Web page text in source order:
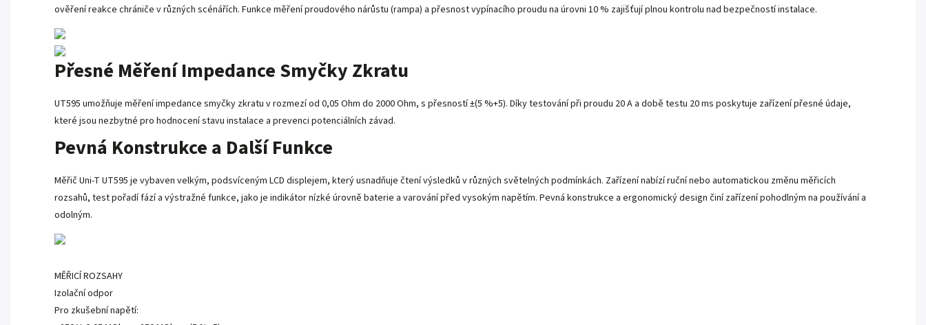
ověření reakce chrániče v různých scénářích. Funkce měření proudového nárůstu (rampa) a přesnost vypínacího proudu na úrovni 10 % zajišťují plnou kontrolu nad bezpečností instalace.
Přesné Měření Impedance Smyčky Zkratu
UT595 umožňuje měření impedance smyčky zkratu v rozmezí od 0,05 Ohm do 2000 Ohm, s přesností ±(5 %+5). Díky testování při proudu 20 A a době testu 20 ms poskytuje zařízení přesné údaje,
které jsou nezbytné pro hodnocení stavu instalace a prevenci potenciálních závad.
Pevná Konstrukce a Další Funkce
Měřič Uni-T UT595 je vybaven velkým, podsvíceným LCD displejem, který usnadňuje čtení výsledků v různých světelných podmínkách. Zařízení nabízí ruční nebo automatickou změnu měřicích
rozsahů, test pořadí fází a výstražné funkce, jako je indikátor nízké úrovně baterie a varování před vysokým napětím. Pevná konstrukce a ergonomický design činí zařízení pohodlným na používání a
odolným.
MĚŘICÍ ROZSAHY
Izolační odpor
Pro zkušební napětí: